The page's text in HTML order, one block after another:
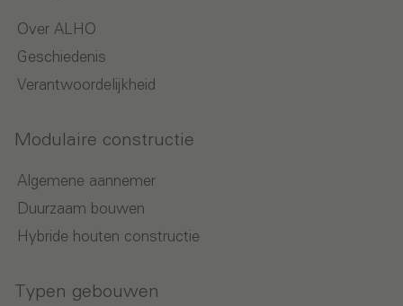
Over ALHO
Geschiedenis
Verantwoordelijkheid
Modulaire constructie
Algemene aannemer
Duurzaam bouwen
Hybride houten constructie
Typen gebouwen